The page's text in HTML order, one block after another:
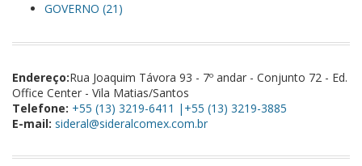
GOVERNO (21)
Endereço:Rua Joaquim Távora 93 - 7º andar - Conjunto 72 - Ed.
Office Center - Vila Matias/Santos
Telefone: +55 (13) 3219-6411 |+55 (13) 3219-3885
E-mail: sideral@sideralcomex.com.br